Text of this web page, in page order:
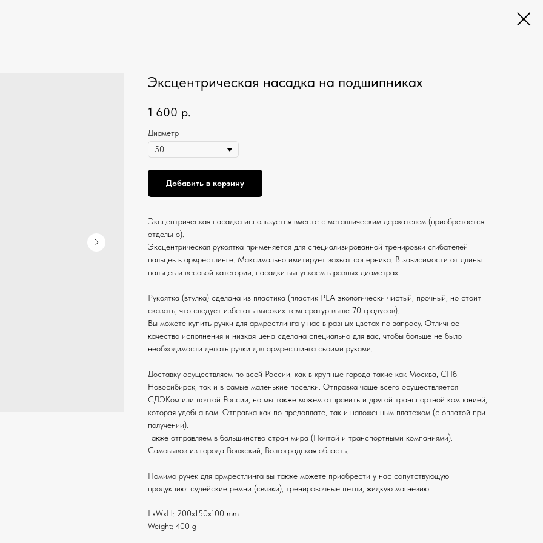
Эксцентрическая насадка на подшипниках
1 600 р.
Диаметр
Добавить в корзину
Эксцентрическая насадка используется вместе с металлическим держателем (приобретается
отдельно).
Эксцентрическая рукоятка применяется для специализированной тренировки сгибателей
пальцев в армрестлинге. Максимально имитирует захват соперника. В зависимости от длины
пальцев и весовой категории, насадки выпускаем в разных диаметрах.
Рукоятка (втулка) сделана из пластика (пластик PLA экологически чистый, прочный, но стоит
сказать, что следует избегать высоких температур выше 70 градусов).
Вы можете купить ручки для армрестлинга у нас в разных цветах по запросу. Отличное
качество исполнения и низкая цена сделана специально для вас, чтобы больше не было
необходимости делать ручки для армрестлинга своими руками.
Доставку осуществляем по всей России, как в крупные города такие как Москва, СПб,
Новосибирск, так и в самые маленькие поселки. Отправка чаще всего осуществляется
СДЭКом или почтой России, но мы также можем отправить и другой транспортной компанией,
которая удобна вам. Отправка как по предоплате, так и наложенным платежом (с оплатой при
получении).
Также отправляем в большинство стран мира (Почтой и транспортными компаниями).
Самовывоз из города Волжский, Волгоградская область.
Помимо ручек для армрестлинга вы также можете приобрести у нас сопутствующую
продукцию: судейские ремни (связки), тренировочные петли, жидкую магнезию.
LxWxH: 200x150x100 mm
Weight: 400 g